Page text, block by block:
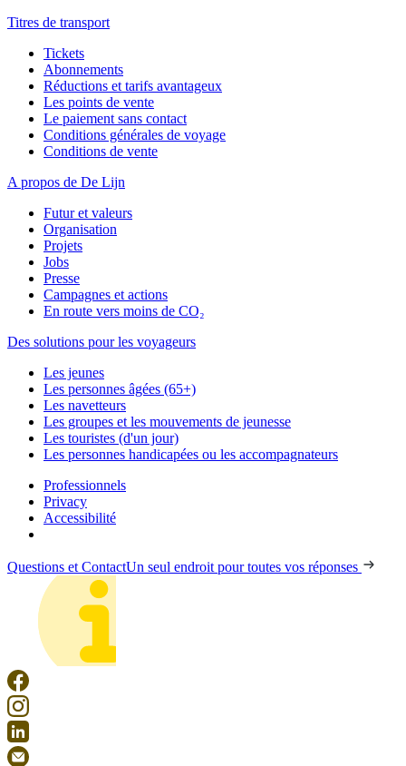
Titres de transport
Tickets
Abonnements
Réductions et tarifs avantageux
Les points de vente
Le paiement sans contact
Conditions générales de voyage
Conditions de vente
A propos de De Lijn
Futur et valeurs
Organisation
Projets
Jobs
Presse
Campagnes et actions
En route vers moins de CO₂
Des solutions pour les voyageurs
Les jeunes
Les personnes âgées (65+)
Les navetteurs
Les groupes et les mouvements de jeunesse
Les touristes (d'un jour)
Les personnes handicapées ou les accompagnateurs
Professionnels
Privacy
Accessibilité
Questions et ContactUn seul endroit pour toutes vos réponses